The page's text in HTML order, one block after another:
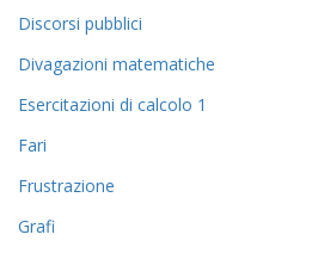
Discorsi pubblici
Divagazioni matematiche
Esercitazioni di calcolo 1
Fari
Frustrazione
Grafi